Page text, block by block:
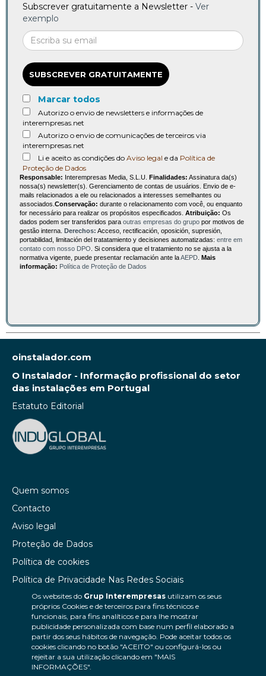
Os websites do Grup Interempresasutilizam os seus
próprios Cookies e de terceiros para fins técnicos e
funcionais, para fins analíticos e para lhe mostrar
publicidade personalizada com base num perfil elaborado a
partir dos seus hábitos de navegação. Pode aceitar todos os
cookies clicando no botão "ACEITO" ou configurá-los ou
rejeitar a sua utilização clicando em "MAIS
INFORMAÇÕES".
Subscrever gratuitamente a Newsletter - Ver
exemplo
SUBSCREVER GRATUITAMENTE
Marcar todos
Autorizo o envio de newsletters e informações de
interempresas.net
Autorizo o envio de comunicações de terceiros via
interempresas.net
Li e aceito as condições do Aviso legal e da Política de
Proteção de Dados
Responsable: Interempresas Media, S.L.U. Finalidades: Assinatura da(s)
nossa(s) newsletter(s). Gerenciamento de contas de usuários. Envio de e-
mails relacionados a ele ou relacionados a interesses semelhantes ou
associados. Conservação: durante o relacionamento com você, ou enquanto
for necessário para realizar os propósitos especificados. Atribuição: Os
dados podem ser transferidos para outras empresas do grupo por motivos de
gestão interna. Derechos: Acceso, rectificación, oposición, supresión,
portabilidad, limitación del tratatamiento y decisiones automatizadas: entre em
contato com nosso DPO . Si considera que el tratamiento no se ajusta a la
normativa vigente, puede presentar reclamación ante laAEPD Mais
informação: Política de Proteção de Dados
oinstalador.com
O Instalador - Informação profissional do setor
das instalações em Portugal
Estatuto Editorial
Quem somos
Contacto
Aviso legal
Proteção de Dados
Política de cookies
Política de Privacidade Nas Redes Sociais
Canal de denúncias
Colaborações editoriais